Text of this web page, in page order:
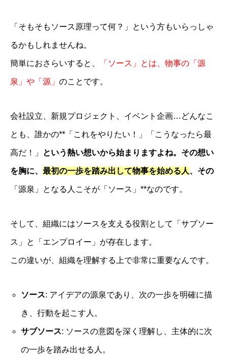
「そもそもソース原理って何？」という方もいらっしゃ
るかもしれませんね。
簡単におさらいすると、 「ソース」とは、物事の「源
泉」や「源」 のことです。
会社設立、新規プロジェクト、イベント企画…どんなこ
とも、誰かの**「これをやりたい！」「こうなったら最
高だ！」 という熱い想いから始まりますよね。その想い
を胸に、 最初の一歩を踏み出して物事を始める人、その
「源泉」となる人こそが「ソース」**なのです。
そして、組織にはソースを支える役割として「サブソー
ス」と「エンプロイー」が存在します。
この違いが、組織を理解する上で非常に重要なんです。
ソース: アイデアの源泉であり、次の一歩を明確に描
き、行動を起こす人。
サブソース: ソースの意図を深く理解し、主体的に次
の一歩を踏み出せる人。